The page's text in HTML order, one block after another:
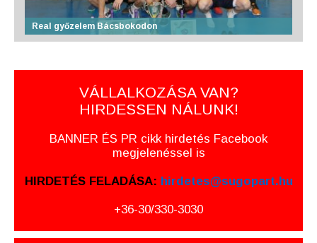
Real győzelem Bácsbokodon
VÁLLALKOZÁSA VAN?
HIRDESSEN NÁLUNK!
BANNER ÉS PR cikk hirdetés Facebook
megjelenéssel is
HIRDETÉS FELADÁSA: hirdetes@sugopart.hu
+36-30/330-3030